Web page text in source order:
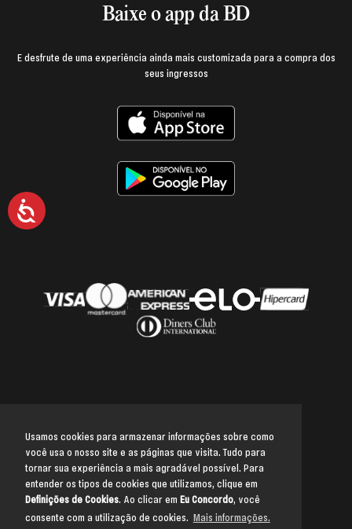
Usamos cookies para armazenar informações sobre como
você usa o nosso site e as páginas que visita. Tudo para
tornar sua experiência a mais agradável possível. Para
entender os tipos de cookies que utilizamos, clique em
Definições de Cookies. Ao clicar em Eu Concordo, você
consente com a utilização de cookies. Mais informações.
Acessibilidade
Baixe o app da BD
E desfrute de uma experiência ainda mais customizada para a compra dos
seus ingressos
Voltar para o topo